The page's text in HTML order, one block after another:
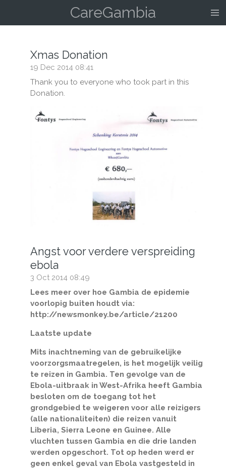
CareGambia
Xmas Donation
19 Dec 2014 08:41
Thank you to everyone who took part in this
Donation.
Angst voor verdere verspreiding
ebola
3 Oct 2014 08:49
Lees meer over hoe Gambia de epidemie
voorlopig buiten houdt via:
http://newsmonkey.be/article/21200
Laatste update
Mits inachtneming van de gebruikelijke
voorzorgsmaatregelen, is het mogelijk veilig
te reizen in Gambia. Ten gevolge van de
Ebola-uitbraak in West-Afrika heeft Gambia
besloten om de toegang tot het
grondgebied te weigeren voor alle reizigers
(alle nationaliteiten) die reizen vanuit
Liberia, Sierra Leone en Guinee. Alle
vluchten tussen Gambia en die drie landen
werden opgeschort. Tot op heden werd er
geen enkel geval van Ebola vastgesteld in